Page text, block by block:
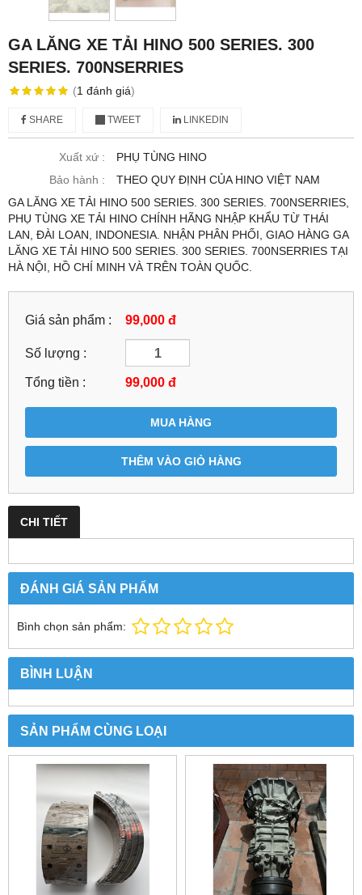
GA LĂNG XE TẢI HINO 500 SERIES. 300
SERIES. 700NSERRIES
(1 đánh giá)
SHARE TWEET LINKEDIN
Xuất xứ :
PHỤ TÙNG HINO
Bảo hành :
THEO QUY ĐỊNH CỦA HINO VIỆT NAM
GA LĂNG XE TẢI HINO 500 SERIES. 300 SERIES. 700NSERRIES,
PHỤ TÙNG XE TẢI HINO CHÍNH HÃNG NHẬP KHẨU TỪ THÁI
LAN, ĐÀI LOAN, INDONESIA. NHẬN PHÂN PHỐI, GIAO HÀNG GA
LĂNG XE TẢI HINO 500 SERIES. 300 SERIES. 700NSERRIES TẠI
HÀ NỘI, HỒ CHÍ MINH VÀ TRÊN TOÀN QUỐC.
Giá sản phẩm : 99,000 đ
Số lượng :
Tổng tiền : 99,000 đ
MUA HÀNG
THÊM VÀO GIỎ HÀNG
CHI TIẾT
ĐÁNH GIÁ SẢN PHẨM
Bình chọn sản phẩm:
BÌNH LUẬN
SẢN PHẨM CÙNG LOẠI